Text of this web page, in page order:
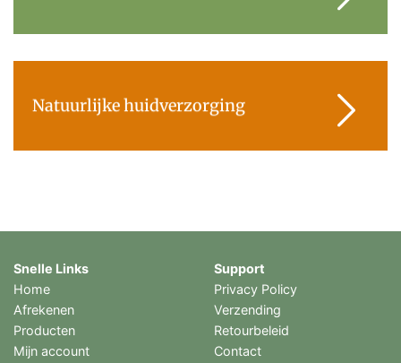
Natuurlijke huidverzorging
Snelle Links
Home
Afrekenen
Producten
Mijn account
Support
Privacy Policy
Verzending
Retourbeleid
Contact